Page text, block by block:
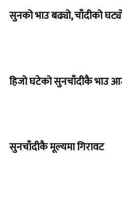
सुनको भाउ बढ्यो, चाँदीको
हिजो घटेको सुनचाँदीकै भाउ
सुनचाँदीकै मूल्यमा गिरावट